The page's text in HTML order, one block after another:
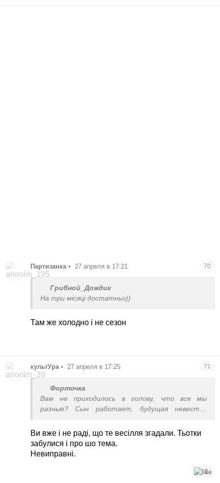
Партизанка • 27 апреля в 17:21 70
Грибной_Дождик
На три місяці достатньо))
Там же холодно і не сезон
культУра • 27 апреля в 17:25 71
Форточка
Вам не приходилось в голову, что все мы
разные? Сын работает, будущая невестка
Мы ХОТИМ с мужем часть расходов покрыть для
их праздника. Нам это приятно и по карману. Не
делать этого, потому что аноним с форума
Ви вже і не раді, що те весілля згадали. Тьотки
забулися і про шо тема.
Невиправні.
1